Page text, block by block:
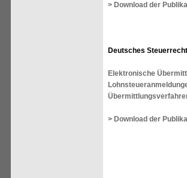
> Download der
Deutsches
Elektronische
> Download der